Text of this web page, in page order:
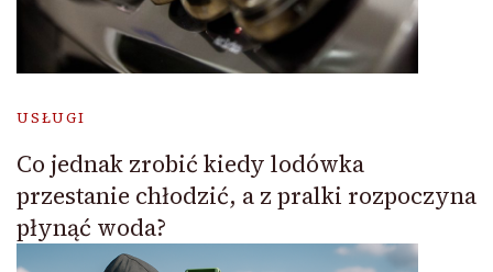
USŁUGI
Co jednak zrobić kiedy lodówka
przestanie chłodzić, a z pralki rozpoczyna
płynąć woda?